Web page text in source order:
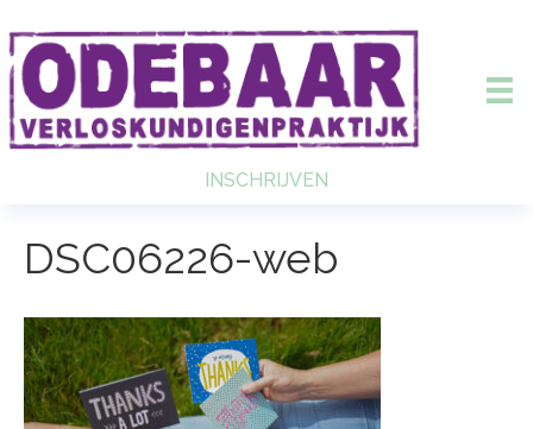
INSCHRIJVEN
DSC06226-web